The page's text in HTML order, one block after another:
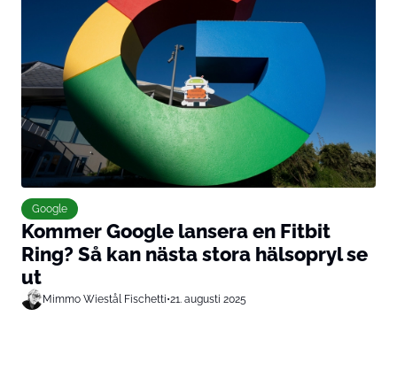
Google
Kommer Google lansera en Fitbit
Ring? Så kan nästa stora hälsopryl se
ut
Mimmo Wiestål Fischetti•21. augusti 2025